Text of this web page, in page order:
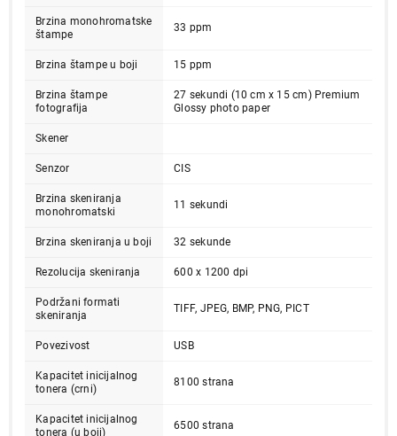
Brzina monohromatske
štampe
33 ppm
Brzina štampe u boji 15 ppm
Brzina štampe
fotografija
27 sekundi (10 cm x 15 cm) Premium
Glossy photo paper
Skener
Senzor CIS
Brzina skeniranja
monohromatski
11 sekundi
Brzina skeniranja u boji 32 sekunde
Rezolucija skeniranja 600 x 1200 dpi
Podržani formati
skeniranja
TIFF, JPEG, BMP, PNG, PICT
Povezivost USB
Kapacitet inicijalnog
tonera (crni)
8100 strana
Kapacitet inicijalnog
tonera (u boji)
6500 strana
21.999,00
ŠTAMPAČI
EPSON L3230 EcoTank ITS
Ukupno u korpi: 0,00
Nastavi kupovinu